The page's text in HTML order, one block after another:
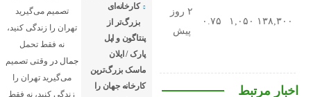
۱۳۸,۳۰۰ ۱,۰۵۰ ۰.۷۵
۲ روز
پیش
اخبار مرتبط
کارخانه‌ای
بزرگ‌تر از
پنتاگون و اپل
پارک / ایلان
ماسک بزرگ‌ترین
کارخانه جهان را
تصمیم می‌گیرید
تهران را زندگی کنید،
نه فقط تحمل
جمال در وقتی تصمیم
می‌گیرید تهران را
زندگی کنید، نه فقط